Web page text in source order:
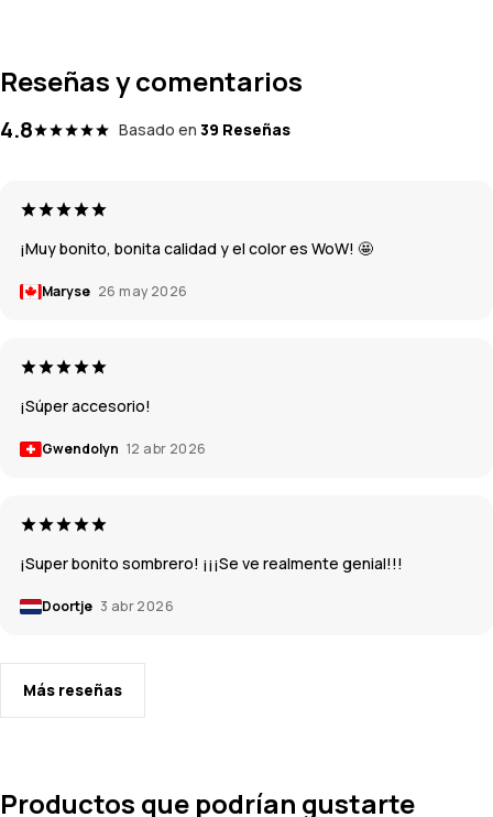
Reseñas y comentarios
4.8 Basado en 39 Reseñas
¡Muy bonito, bonita calidad y el color es WoW! 🤩
Maryse 26 may 2026
¡Súper accesorio!
Gwendolyn 12 abr 2026
¡Super bonito sombrero! ¡¡¡Se ve realmente genial!!!
Doortje 3 abr 2026
Más reseñas
Productos que podrían gustarte